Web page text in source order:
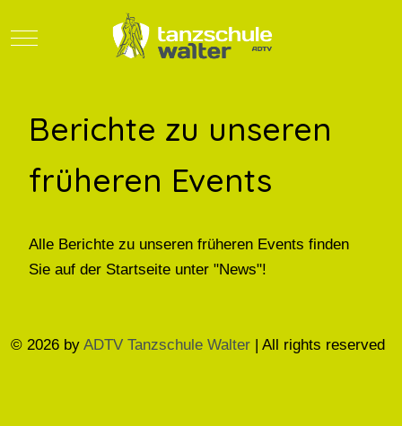
Mobile Menu Toggle
Berichte zu unseren
früheren Events
Alle Berichte zu unseren früheren Events finden
Sie auf der Startseite unter "News"!
© 2026 by ADTV Tanzschule Walter | All rights reserved